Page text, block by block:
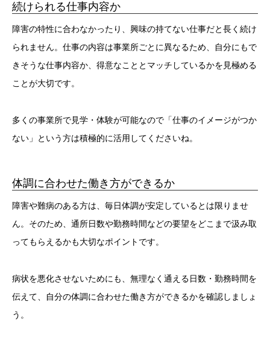
続けられる仕事内容か
障害の特性に合わなかったり、興味の持てない仕事だと長く続け
られません。仕事の内容は事業所ごとに異なるため、自分にもで
きそうな仕事内容か、得意なこととマッチしているかを見極める
ことが大切です。
多くの事業所で見学・体験が可能なので「仕事のイメージがつか
ない」という方は積極的に活用してくださいね。
体調に合わせた働き方ができるか
障害や難病のある方は、毎日体調が安定しているとは限りませ
ん。そのため、通所日数や勤務時間などの要望をどこまで汲み取
ってもらえるかも大切なポイントです。
病状を悪化させないためにも、無理なく通える日数・勤務時間を
伝えて、自分の体調に合わせた働き方ができるかを確認しましょ
う。